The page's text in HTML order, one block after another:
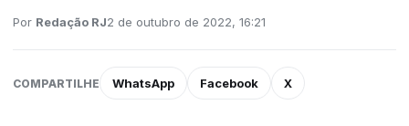
Por Redação RJ2 de outubro de 2022, 16:21
COMPARTILHE WhatsApp Facebook X